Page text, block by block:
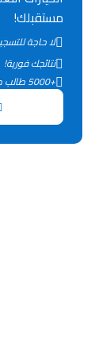
مستقبلك!
لا حاجة
نتائجك فورية!
+5000 طالب مغربي وجدوا طريقهم بفضل 9rayti.